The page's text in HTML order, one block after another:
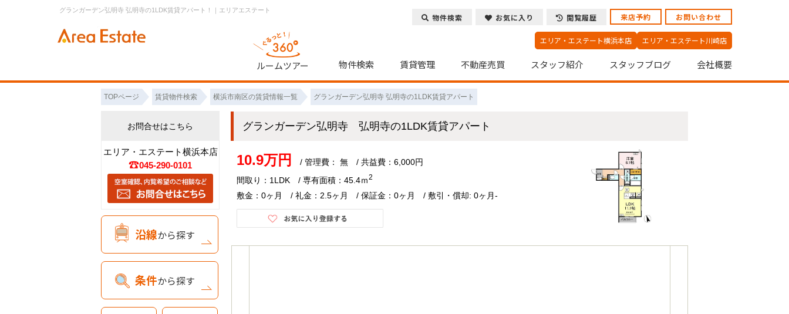
グランガーデン弘明寺 弘明寺の1LDK賃貸アパート！｜エリアエステート
物件検索 お気に入り 閲覧履歴 来店予約 お問い合わせ
エリア・エステート横浜本店 エリア・エステート川崎店
ルームツアー 物件検索 賃貸管理 不動産売買 スタッフ紹介 スタッフブログ 会社概要
TOPページ 賃貸物件検索 横浜市南区の賃貸情報一覧 グランガーデン弘明寺 弘明寺の1LDK賃貸アパート
グランガーデン弘明寺 弘明寺の1LDK賃貸アパート
10.9万円
/ 管理費： 無 / 共益費：6,000円
間取り：1LDK / 専有面積：45.4ｍ2
敷金：0ヶ月 / 礼金：2.5ヶ月 / 保証金：0ヶ月 / 敷引・償却: 0ヶ月-
お問合せはこちら
エリア・エステート横浜本店
045-290-0101
沿線から探す
条件から探す